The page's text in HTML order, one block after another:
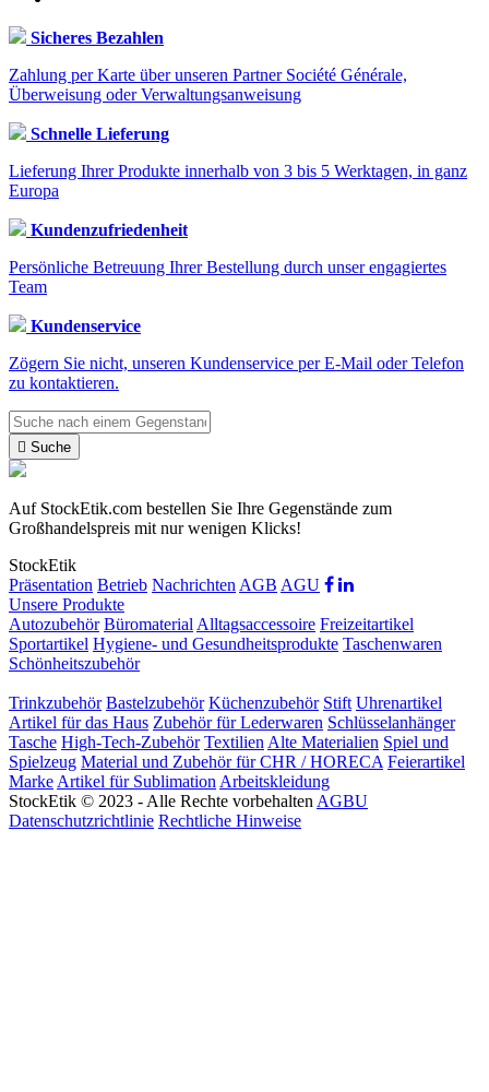
Sicheres Bezahlen
Zahlung per Karte über unseren Partner Société Générale,
Überweisung oder Verwaltungsanweisung
Schnelle Lieferung
Lieferung Ihrer Produkte innerhalb von 3 bis 5 Werktagen, in ganz
Europa
Kundenzufriedenheit
Persönliche Betreuung Ihrer Bestellung durch unser engagiertes
Team
Kundenservice
Zögern Sie nicht, unseren Kundenservice per E-Mail oder Telefon
zu kontaktieren.
 Suche
Auf StockEtik.com bestellen Sie Ihre Gegenstände zum
Großhandelspreis mit nur wenigen Klicks!
StockEtik
Präsentation Betrieb Nachrichten AGB AGU
Unsere Produkte
Autozubehör Büromaterial Alltagsaccessoire Freizeitartikel
Sportartikel Hygiene- und Gesundheitsprodukte Taschenwaren
Schönheitszubehör
Trinkzubehör Bastelzubehör Küchenzubehör Stift Uhrenartikel
Artikel für das Haus Zubehör für Lederwaren Schlüsselanhänger
Tasche High-Tech-Zubehör Textilien Alte Materialien Spiel und
Spielzeug Material und Zubehör für CHR / HORECA Feierartikel
Marke Artikel für Sublimation Arbeitskleidung
StockEtik © 2023 - Alle Rechte vorbehalten AGBU
Datenschutzrichtlinie Rechtliche Hinweise